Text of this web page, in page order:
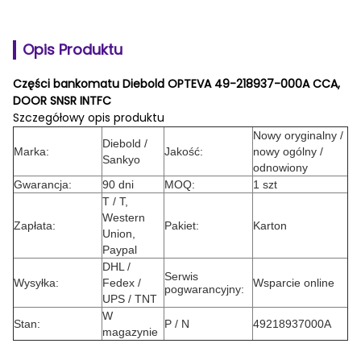
Opis Produktu
Części bankomatu Diebold OPTEVA 49-218937-000A CCA,
DOOR SNSR INTFC
Szczegółowy opis produktu
Marka:
Diebold /
Sankyo
Jakość:
Nowy oryginalny /
nowy ogólny /
odnowiony
Gwarancja:
90 dni MOQ: 1 szt
Zapłata:
T / T,
Western
Union,
Paypal
Pakiet: Karton
Wysyłka:
DHL /
Fedex /
UPS / TNT
Serwis
pogwarancyjny:
Wsparcie online
Stan:
W
magazynie
P / N 49218937000A